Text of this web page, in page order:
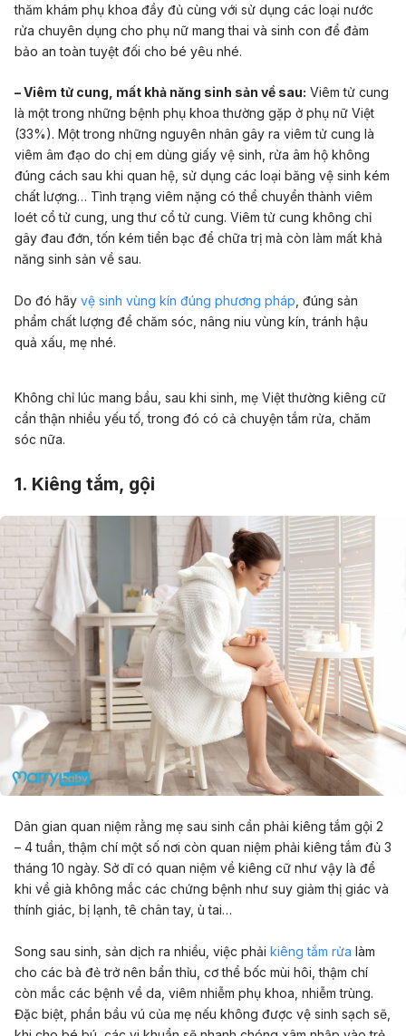
thăm khám phụ khoa đầy đủ cùng với sử dụng các loại nước
rửa chuyên dụng cho phụ nữ mang thai và sinh con để đảm
bảo an toàn tuyệt đối cho bé yêu nhé.
– Viêm tử cung, mất khả năng sinh sản về sau: Viêm tử cung
là một trong những bệnh phụ khoa thường gặp ở phụ nữ Việt
(33%). Một trong những nguyên nhân gây ra viêm tử cung là
viêm âm đạo do chị em dùng giấy vệ sinh, rửa âm hộ không
đúng cách sau khi quan hệ, sử dụng các loại băng vệ sinh kém
chất lượng… Tình trạng viêm nặng có thể chuyển thành viêm
loét cổ tử cung, ung thư cổ tử cung. Viêm tử cung không chỉ
gây đau đớn, tốn kém tiền bạc để chữa trị mà còn làm mất khả
năng sinh sản về sau.
Do đó hãy vệ sinh vùng kín đúng phương pháp , đúng sản
phẩm chất lượng để chăm sóc, nâng niu vùng kín, tránh hậu
quả xấu, mẹ nhé.
Không chỉ lúc mang bầu, sau khi sinh, mẹ Việt thường kiêng cữ
cẩn thận nhiều yếu tố, trong đó có cả chuyện tắm rửa, chăm
sóc nữa.
1. Kiêng tắm, gội
Dân gian quan niệm rằng mẹ sau sinh cần phải kiêng tắm gội 2
– 4 tuần, thậm chí một số nơi còn quan niệm phải kiêng tắm đủ 3
tháng 10 ngày. Sở dĩ có quan niệm về kiêng cữ như vậy là để
khi về già không mắc các chứng bệnh như suy giảm thị giác và
thính giác, bị lạnh, tê chân tay, ù tai…
Song sau sinh, sản dịch ra nhiều, việc phải kiêng tắm rửa làm
cho các bà đẻ trở nên bẩn thỉu, cơ thể bốc mùi hôi, thậm chí
còn mắc các bệnh về da, viêm nhiễm phụ khoa, nhiễm trùng.
Đặc biệt, phần bầu vú của mẹ nếu không được vệ sinh sạch sẽ,